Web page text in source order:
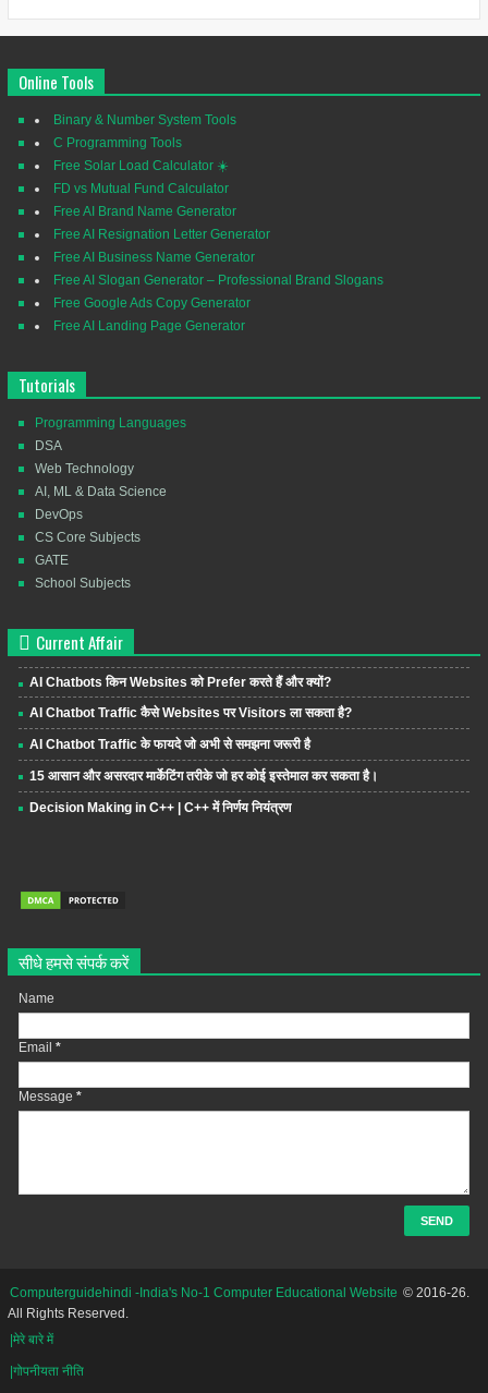
Online Tools
Binary & Number System Tools
C Programming Tools
Free Solar Load Calculator ☀️
FD vs Mutual Fund Calculator
Free AI Brand Name Generator
Free AI Resignation Letter Generator
Free AI Business Name Generator
Free AI Slogan Generator – Professional Brand Slogans
Free Google Ads Copy Generator
Free AI Landing Page Generator
Tutorials
Programming Languages
DSA
Web Technology
AI, ML & Data Science
DevOps
CS Core Subjects
GATE
School Subjects
Current Affair
AI Chatbots किन Websites को Prefer करते हैं और क्यों?
AI Chatbot Traffic कैसे Websites पर Visitors ला सकता है?
AI Chatbot Traffic के फायदे जो अभी से समझना जरूरी है
15 आसान और असरदार मार्केटिंग तरीके जो हर कोई इस्तेमाल कर सकता है।
Decision Making in C++ | C++ में निर्णय नियंत्रण
सीधे हमसे संपर्क करें
Name
Email *
Message *
Computerguidehindi -India's No-1 Computer Educational Website © 2016-26.
All Rights Reserved.
|मेरे बारे में
|गोपनीयता नीति